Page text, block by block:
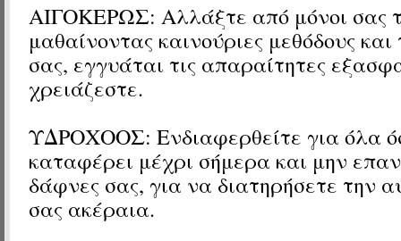
ΑΙΓΟΚΕΡΩΣ: Αλλάξτε από μόνοι σας
μαθαίνοντας καινούριες μεθόδους
σας, εγγυάται τις απαραίτητες
χρειάζεστε.
ΥΔΡΟΧΟΟΣ: Ενδιαφερθείτε για όλα
καταφέρει μέχρι σήμερα και μην
δάφνες σας, για να διατηρήσετε την
σας ακέραια.